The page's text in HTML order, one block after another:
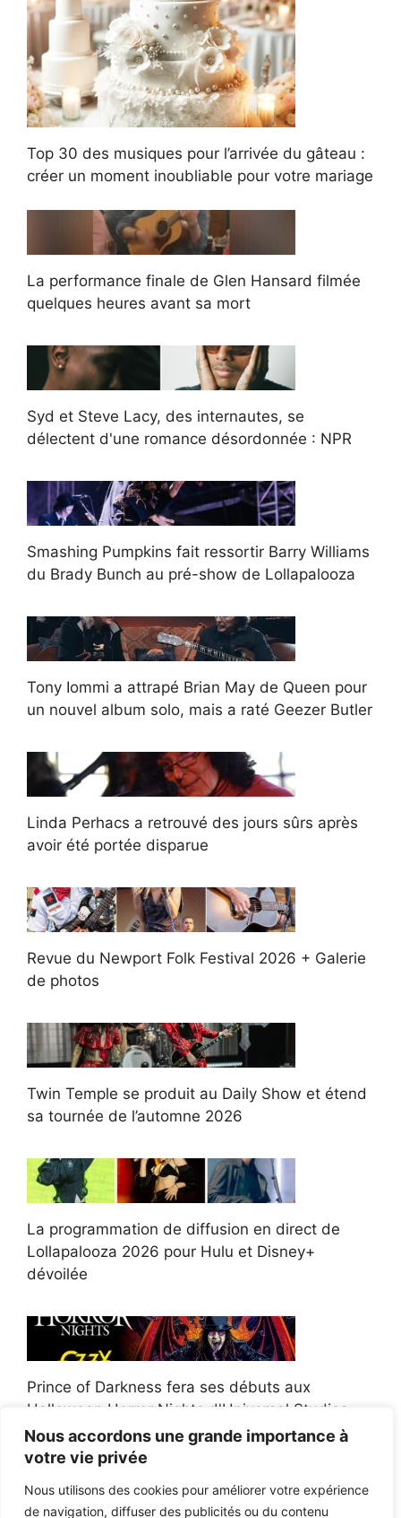
Nous accordons une grande importance à
votre vie privée
Nous utilisons des cookies pour améliorer votre expérience
de navigation, diffuser des publicités ou du contenu
Top 30 des musiques pour l’arrivée du gâteau :
créer un moment inoubliable pour votre mariage
La performance finale de Glen Hansard filmée
quelques heures avant sa mort
Syd et Steve Lacy, des internautes, se
délectent d'une romance désordonnée : NPR
Smashing Pumpkins fait ressortir Barry Williams
du Brady Bunch au pré-show de Lollapalooza
Tony Iommi a attrapé Brian May de Queen pour
un nouvel album solo, mais a raté Geezer Butler
Linda Perhacs a retrouvé des jours sûrs après
avoir été portée disparue
Revue du Newport Folk Festival 2026 + Galerie
de photos
Twin Temple se produit au Daily Show et étend
sa tournée de l’automne 2026
La programmation de diffusion en direct de
Lollapalooza 2026 pour Hulu et Disney+
dévoilée
Prince of Darkness fera ses débuts aux
Halloween Horror Nights d'Universal Studios